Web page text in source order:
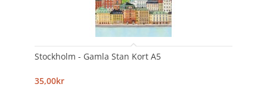
Stockholm - Gamla Stan Kort A5
35,00kr